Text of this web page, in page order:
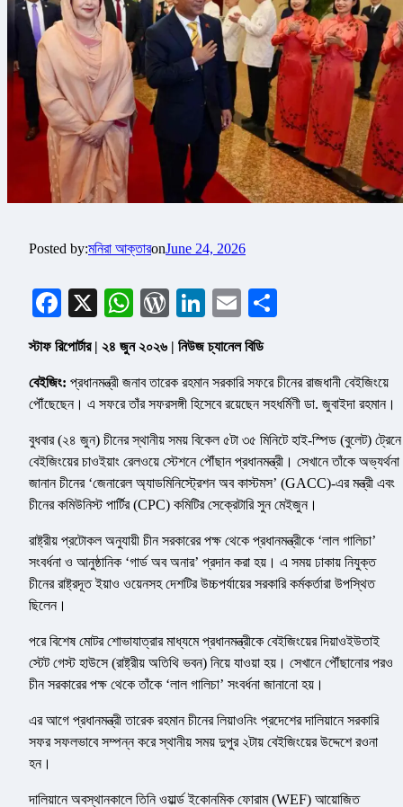
Posted by:মনিরা আক্তারonJune 24, 2026
Facebook
X WhatsApp
WordPress
LinkedIn
Email
স্টাফ রিপোর্টার | ২৪ জুন ২০২৬ | নিউজ চ্যানেল বিডি
বেইজিং: প্রধানমন্ত্রী জনাব তারেক রহমান সরকারি সফরে চীনের রাজধানী বেইজিংয়ে
পৌঁছেছেন। এ সফরে তাঁর সফরসঙ্গী হিসেবে রয়েছেন সহধর্মিণী ডা. জুবাইদা রহমান।
বুধবার (২৪ জুন) চীনের স্থানীয় সময় বিকেল ৫টা ৩৫ মিনিটে হাই-স্পিড (বুলেট) ট্রেনে
বেইজিংয়ের চাওইয়াং রেলওয়ে স্টেশনে পৌঁছান প্রধানমন্ত্রী। সেখানে তাঁকে অভ্যর্থনা
জানান চীনের ‘জেনারেল অ্যাডমিনিস্ট্রেশন অব কাস্টমস’ (GACC)-এর মন্ত্রী এবং
চীনের কমিউনিস্ট পার্টির (CPC) কমিটির সেক্রেটারি সুন মেইজুন।
রাষ্ট্রীয় প্রটোকল অনুযায়ী চীন সরকারের পক্ষ থেকে প্রধানমন্ত্রীকে ‘লাল গালিচা’
সংবর্ধনা ও আনুষ্ঠানিক ‘গার্ড অব অনার’ প্রদান করা হয়। এ সময় ঢাকায় নিযুক্ত
চীনের রাষ্ট্রদূত ইয়াও ওয়েনসহ দেশটির উচ্চপর্যায়ের সরকারি কর্মকর্তারা উপস্থিত
ছিলেন।
পরে বিশেষ মোটর শোভাযাত্রার মাধ্যমে প্রধানমন্ত্রীকে বেইজিংয়ের দিয়াওইউতাই
স্টেট গেস্ট হাউসে (রাষ্ট্রীয় অতিথি ভবন) নিয়ে যাওয়া হয়। সেখানে পৌঁছানোর পরও
চীন সরকারের পক্ষ থেকে তাঁকে ‘লাল গালিচা’ সংবর্ধনা জানানো হয়।
এর আগে প্রধানমন্ত্রী তারেক রহমান চীনের লিয়াওনিং প্রদেশের দালিয়ানে সরকারি
সফর সফলভাবে সম্পন্ন করে স্থানীয় সময় দুপুর ২টায় বেইজিংয়ের উদ্দেশে রওনা
হন।
দালিয়ানে অবস্থানকালে তিনি ওয়ার্ল্ড ইকোনমিক ফোরাম (WEF) আয়োজিত